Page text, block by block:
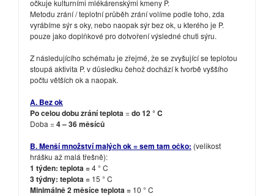
očkuje kulturními mlékárenskými kmeny P.
Metodu zrání / teplotní průběh zrání volíme podle toho, zda
vyrábíme sýr s oky, nebo naopak sýr bez ok, u kterého je P.
pouze jako doplňkové pro dotvoření výsledné chuti sýru.
Z následujícího schématu je zřejmé, že se zvyšující se teplotou
stoupá aktivita P. v důsledku čehož dochází k tvorbě vyššího
počtu větších ok a naopak.
A. Bez ok
Po celou dobu zrání teplota=do 12 ° C
Doba =4 – 36 měsíců
B. Menší množství malých ok = sem tam očko: (velikost
hrášku až malá třešně):
1 týden: teplota =4 ° C
3 týdny: teplota = 15 ° C
Minimálně 2 měsíce teplota = 10 ° C